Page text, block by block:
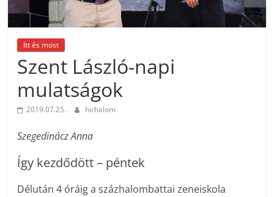
Itt és most
Szent László-napi
mulatságok
2019.07.25. hirhalom
Szegedinácz Anna
Így kezdődött – péntek
Délután 4 óráig a százhalombattai zeneiskola